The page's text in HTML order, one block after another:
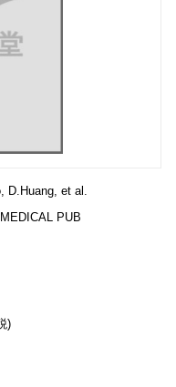
D.Huang, et al.
PUB
)